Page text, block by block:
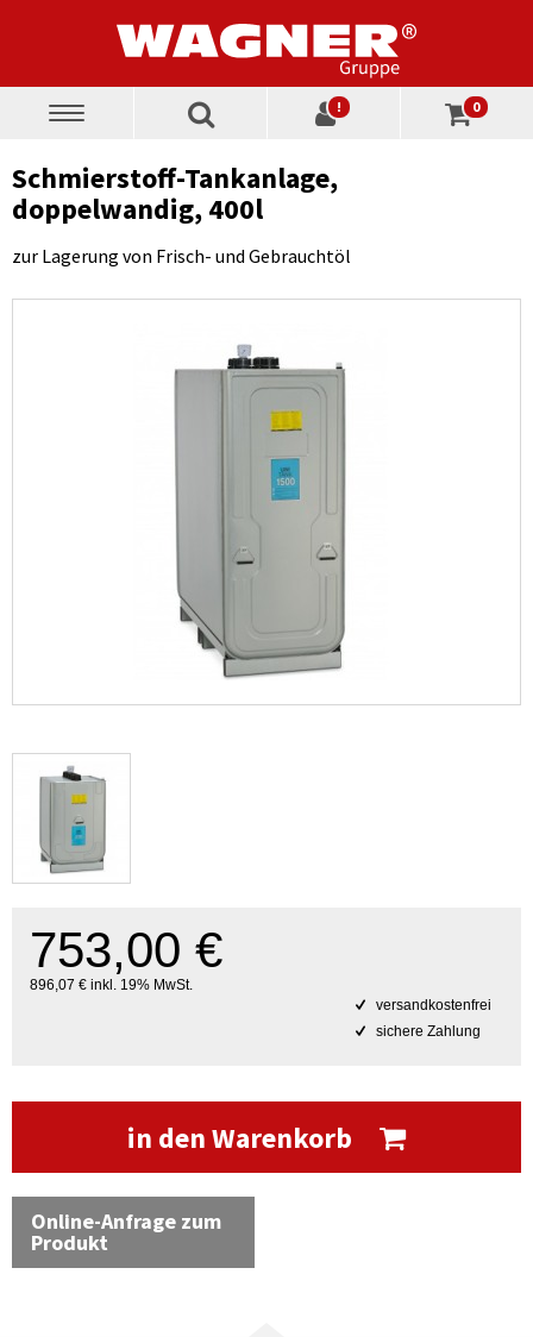
Toggle
! 0
Schmierstoff-Tankanlage,
doppelwandig, 400l
zur Lagerung von Frisch- und Gebrauchtöl
753,00 €
896,07 € inkl. 19% MwSt.
versandkostenfrei
sichere Zahlung
in den Warenkorb
Online-Anfrage zum
Produkt